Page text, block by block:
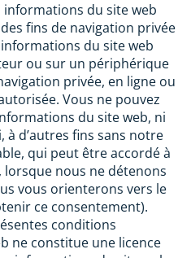
du site web
fins de navigation privée
du site web
ou sur un périphérique
privée, en ligne ou
Vous ne pouvez
du site web, ni
à d’autres fins sans notre
qui peut être accordé à
nous ne détenons
vous orienterons vers le
ce consentement).
conditions
ne constitue une licence